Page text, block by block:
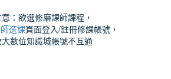
：欲選修磨課師課程，
選課頁面登入/註冊修課帳號，
數位知識城帳號不互通